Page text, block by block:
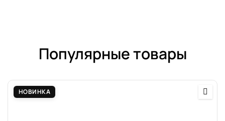
Популярные товары
НОВИНКА